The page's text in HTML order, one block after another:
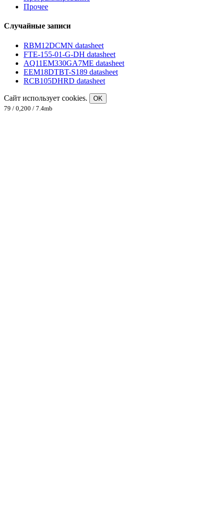
Прочее
Случайные записи
RBM12DCMN datasheet
FTE-155-01-G-DH datasheet
AQ11EM330GA7ME datasheet
EEM18DTBT-S189 datasheet
RCB105DHRD datasheet
Сайт использует cookies.
OK
79 / 0,200 / 7.4mb